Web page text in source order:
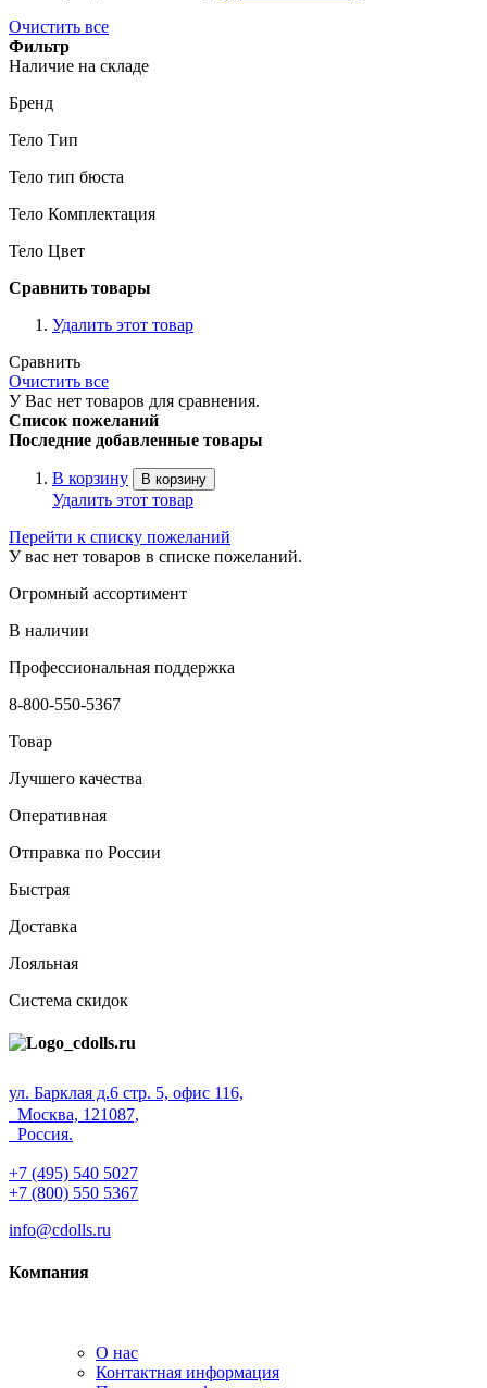
Очистить все
Фильтр
Наличие на складе
Бренд
Тело Тип
Тело тип бюста
Тело Комплектация
Тело Цвет
Сравнить товары
Удалить этот товар
Сравнить
Очистить все
У Вас нет товаров для сравнения.
Список пожеланий
Последние добавленные товары
В корзину В корзину
Удалить этот товар
Перейти к списку пожеланий
У вас нет товаров в списке пожеланий.
Огромный ассортимент
В наличии
Профессиональная поддержка
8-800-550-5367
Товар
Лучшего качества
Оперативная
Отправка по России
Быстрая
Доставка
Лояльная
Система скидок
ул. Барклая д.6 стр. 5, офис 116,
Москва, 121087,
Россия.
+7 (495) 540 5027
+7 (800) 550 5367
info@cdolls.ru
Компания
О нас
Контактная информация